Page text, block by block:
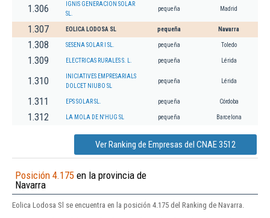
1.306
IGNIS GENERACION SOLAR
SL.
pequeña Madrid
1.307 EOLICA LODOSA SL pequeña Navarra
1.308 SESENA SOLAR I SL. pequeña Toledo
1.309 ELECTRICAS RURALES S. L. pequeña Lérida
1.310
INICIATIVES EMPRESARIALS
DOLCET NIUBO SL
pequeña Lérida
1.311 EPS SOLAR SL. pequeña Córdoba
1.312 LA MOLA DE N'HUG SL pequeña Barcelona
Ver Ranking de Empresas del CNAE 3512
Posición 4.175 en la provincia de
Navarra
Eolica Lodosa Sl se encuentra en la posición 4.175 del Ranking de Navarra.